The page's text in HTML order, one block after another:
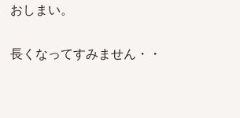
おしまい。
長くなってすみません・・